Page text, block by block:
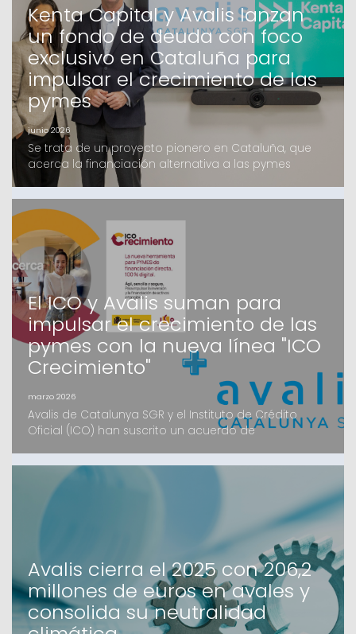
Kenta Capital y Avalis lanzan
un fondo de deuda con foco
exclusivo en Cataluña para
impulsar el crecimiento de las
pymes
junio 2026
Se trata de un proyecto pionero en Cataluña, que
acerca la financiación alternativa a las pymes
catalanas, en el que Avalis y Kenta Capital llevan
trabajando varios meses y que cuenta con el apoyo
de un grupo de inversores, tanto Family Offices
como Institucionales, mayoritariamente catalanesEl
fondo, que ofrecerá financiación de hasta 4 millones
d
El ICO y Avalis suman para
impulsar el crecimiento de las
pymes con la nueva línea "ICO
Crecimiento"
marzo 2026
Avalis de Catalunya SGR y el Instituto de Crédito
Oficial (ICO) han suscrito un acuerdo de
la financiación de las pymes catalanas. Mediante la
nueva herramienta digital ICO Crecimiento, las
pequeñas y medianas empresas podrán acceder a
recursos en condiciones preferentes y con el apoyo
Avalis cierra el 2025 con 206,2
millones de euros en avales y
consolida su neutralidad